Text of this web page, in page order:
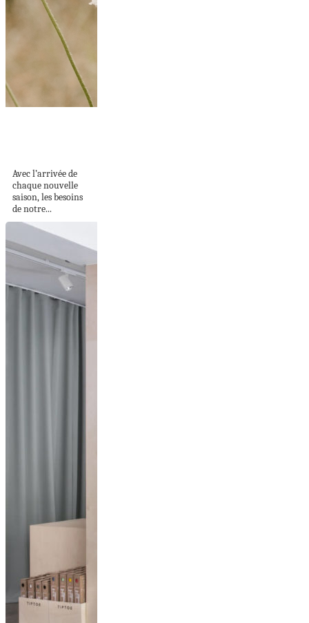
Avec l’arrivée de
chaque nouvelle
saison, les besoins
de notre...